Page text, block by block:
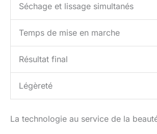
Séchage et lissage simultanés
Temps de mise en marche
Résultat final
Légèreté
La technologie au service de la